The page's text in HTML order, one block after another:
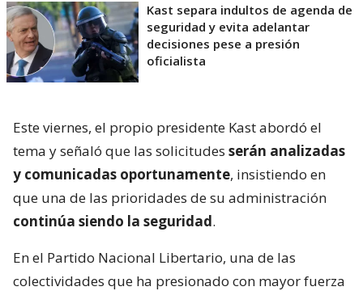
Kast separa indultos de agenda de
seguridad y evita adelantar
decisiones pese a presión
oficialista
Este viernes, el propio presidente Kast abordó el
tema y señaló que las solicitudes serán analizadas
y comunicadas oportunamente, insistiendo en
que una de las prioridades de su administración
continúa siendo la seguridad.
En el Partido Nacional Libertario, una de las
colectividades que ha presionado con mayor fuerza